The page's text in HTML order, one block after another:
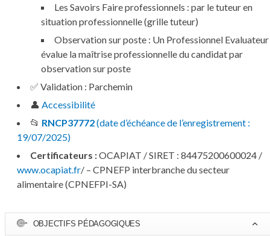
Les Savoirs Faire professionnels : par le tuteur en
situation professionnelle (grille tuteur)
Observation sur poste : Un Professionnel Evaluateur
évalue la maîtrise professionnelle du candidat par
observation sur poste
✅Validation : Parchemin
👤 Accessibilité
📂 RNCP37772(date d’échéance de l’enregistrement :
19/07/2025)
Certificateurs :OCAPIAT / SIRET : 84475200600024 /
www.ocapiat.fr/ – CPNEFP interbranche du secteur
alimentaire (CPNEFPI-SA)
OBJECTIFS PÉDAGOGIQUES